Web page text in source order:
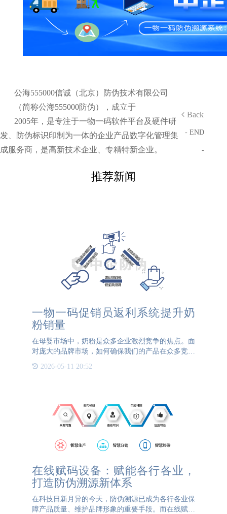
公海555000信诚（北京）防伪技术有限公司
（简称公海555000防伪），成立于
2005年，是专注于一物一码软件平台及硬件研
发、防伪标识印制为一体的企业产品数字化管理集
成服务商，是高新技术企业、专精特新企业。
Back
- END
-
推荐新闻
一物一码促销员返利系统提升奶
粉销量
在母婴市场中，奶粉是众多企业激烈竞争的焦点。面
对庞大的品牌市场，如何确保我们的产品在众多竞品
略便是：促销员返利。这一机制旨在激励促销员优先
2026-05-11 20:52
在线赋码设备：赋能各行各业，
打造防伪溯源新体系
在科技日新月异的今天，防伪溯源已成为各行各业保
障产品质量、维护品牌形象的重要手段。而在线赋码